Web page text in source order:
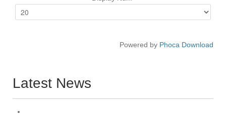
Powered by Phoca Download
Latest News